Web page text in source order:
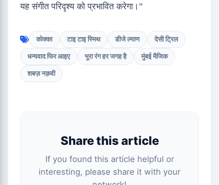
यह संगीत परिदृश्य को प्रभावित करेगा।”
कोक्का टाइ टाइ स्मिथ डीजे ल्याण देसी ट्रिल
धन्यवाद फिर आइए भूरा रंग हर जगह है मुंबई मैजिक
शबज़ नक़वी
Share this article
If you found this article helpful or
interesting, please share it with your